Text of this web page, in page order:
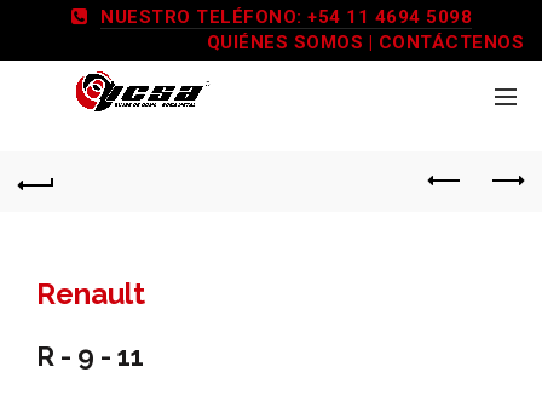
NUESTRO TELÉFONO: +54 11 4694 5098
QUIÉNES SOMOS | CONTÁCTENOS
Renault
R - 9 - 11